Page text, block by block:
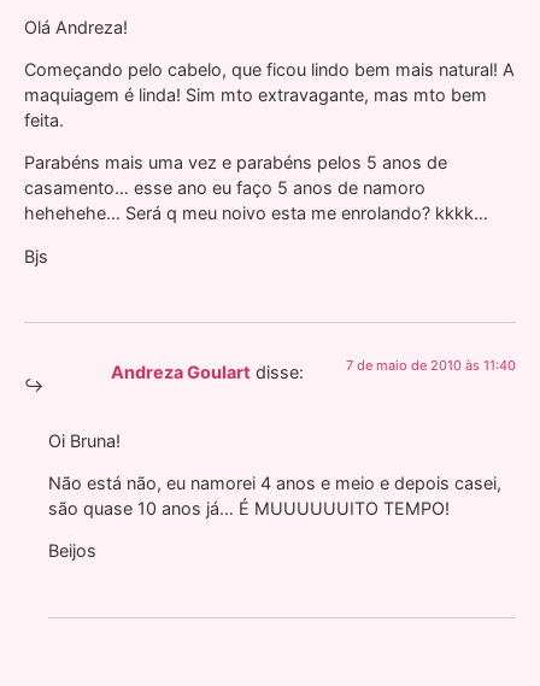
Olá Andreza!
Começando pelo cabelo, que ficou lindo bem mais natural! A
maquiagem é linda! Sim mto extravagante, mas mto bem
feita.
Parabéns mais uma vez e parabéns pelos 5 anos de
casamento… esse ano eu faço 5 anos de namoro
hehehehe… Será q meu noivo esta me enrolando? kkkk…
Bjs
Andreza Goulart disse: 7 de maio de 2010 às 11:40
Oi Bruna!
Não está não, eu namorei 4 anos e meio e depois casei,
são quase 10 anos já… É MUUUUUUITO TEMPO!
Beijos